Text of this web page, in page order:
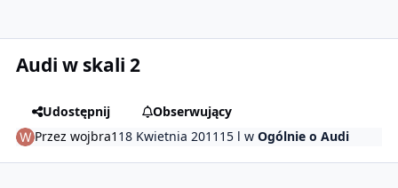
Audi w skali 2
Udostępnij
Obserwujący
Przezwojbra1 18 Kwietnia 2011 15 lwOgólnie o Audi